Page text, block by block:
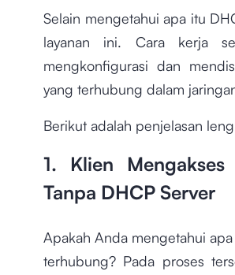
Selain mengetahui apa itu
layanan ini. Cara kerja
mengkonfigurasi dan
yang terhubung dalam
Berikut adalah penjelasan
1. Klien
Tanpa DHCP Server
Apakah Anda mengetahui
terhubung? Pada proses